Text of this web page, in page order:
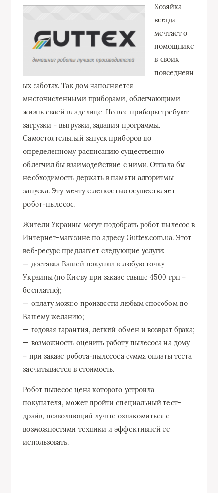
Хозяйка
всегда
мечтает о
помощнике
в своих
повседневн
ых заботах. Так дом наполняется
многочисленными приборами, облегчающими
жизнь своей владелице. Но все приборы требуют
загрузки – выгрузки, задания программы.
Самостоятельный запуск приборов по
определенному расписанию существенно
облегчил бы взаимодействие с ними. Отпала бы
необходимость держать в памяти алгоритмы
запуска. Эту мечту с легкостью осуществляет
робот-пылесос.
Жители Украины могут подобрать робот пылесос в
Интернет-магазине по адресу Guttex.com.ua. Этот
веб-ресурс предлагает следующие услуги:
— доставка Вашей покупки в любую точку
Украины (по Киеву при заказе свыше 4500 грн –
бесплатно);
— оплату можно произвести любым способом по
Вашему желанию;
— годовая гарантия, легкий обмен и возврат брака;
— возможность оценить работу пылесоса на дому
– при заказе робота-пылесоса сумма оплаты теста
засчитывается в стоимость.
Робот пылесос цена которого устроила
покупателя, может пройти специальный тест-
драйв, позволяющий лучше ознакомиться с
возможностями техники и эффективней ее
использовать.